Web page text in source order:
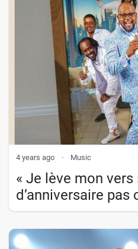
4 years ago · Music
« Je lève mon vers
d’anniversaire pas
autres !